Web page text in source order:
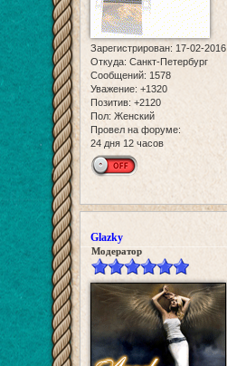
Зарегистрирован: 17-02-2016
Откуда: Санкт-Петербург
Сообщений: 1578
Уважение: +1320
Позитив: +2120
Пол: Женский
Провел на форуме:
24 дня 12 часов
Glazky
Модератор